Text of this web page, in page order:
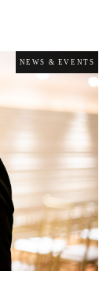
NEWS & EVENTS